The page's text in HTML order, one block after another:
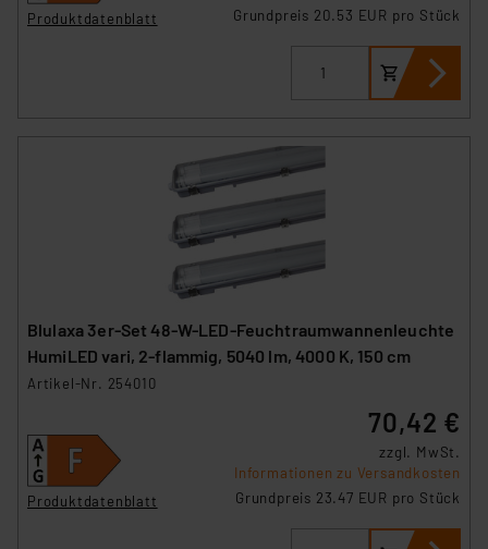
Produktdatenblatt
Grundpreis 20.53 EUR pro Stück
Blulaxa 3er-Set 48-W-LED-Feuchtraumwannenleuchte
HumiLED vari, 2-flammig, 5040 lm, 4000 K, 150 cm
Artikel-Nr. 254010
Produktdatenblatt
70,42 €
zzgl. MwSt.
Informationen zu Versandkosten
Grundpreis 23.47 EUR pro Stück